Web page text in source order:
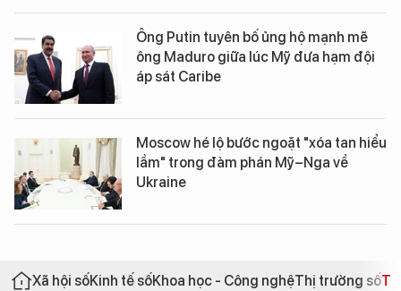
Ông Putin tuyên bố ủng hộ mạnh mẽ
ông Maduro giữa lúc Mỹ đưa hạm đội
áp sát Caribe
Moscow hé lộ bước ngoặt "xóa tan hiểu
lầm" trong đàm phán Mỹ–Nga về
Ukraine
Xã hội sốKinh tế sốKhoa học - Công nghệThị trường số